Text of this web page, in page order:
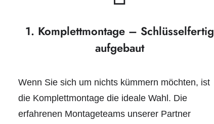
1. Komplettmontage – Schlüsselfertig
aufgebaut
Wenn Sie sich um nichts kümmern möchten, ist
die Komplettmontage die ideale Wahl. Die
erfahrenen Montageteams unserer Partner